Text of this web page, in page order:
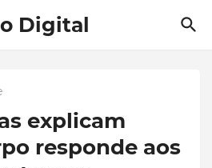
Digital
explicam
responde aos